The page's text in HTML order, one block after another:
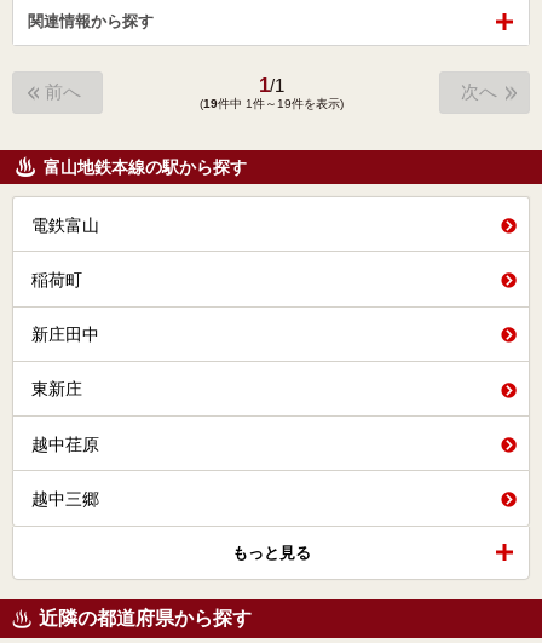
関連情報から探す
前へ 1/1
(19件中 1件～19件を表示)
次へ
富山地鉄本線の駅から探す
電鉄富山
稲荷町
新庄田中
東新庄
越中荏原
越中三郷
もっと見る
近隣の都道府県から探す